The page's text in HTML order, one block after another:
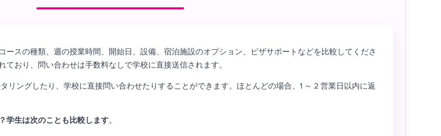
ースの種類、週の授業時間、開始日、設備、宿泊施設のオプション、ビザサポートなどを比較してくださ
おり、問い合わせは手数料なしで学校に直接送信されます。
リングしたり、学校に直接問い合わせたりすることができます。ほとんどの場合、1 ～ 2 営業日以内に返
学生は次のことも比較します。